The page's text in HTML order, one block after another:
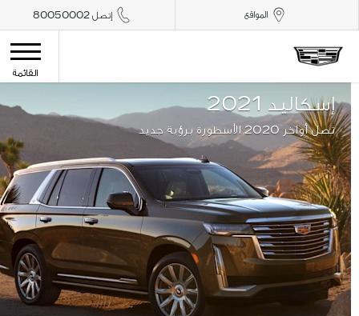
المواقع إتصل 80050002
القائمة
إسكاليد 2021
تصل أواخر 2020 الأسطورة برؤية جديد